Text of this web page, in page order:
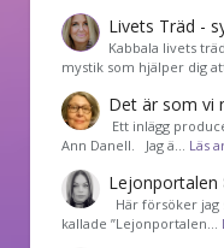
Livets Träd -
Kabbala livets
mystik som hjälper dig
Det är som vi
Ett inlägg
Ann Danell. Jag ä… Läs
Lejonportalen
Här försöker
kallade ”Lejonportalen…